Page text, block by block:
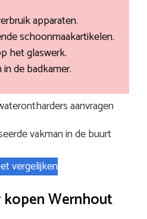
apparaten.
schoonmaakartikelen.
het glaswerk.
de badkamer.
aanvragen
vakman in de buurt
vergelijken
Wernhout